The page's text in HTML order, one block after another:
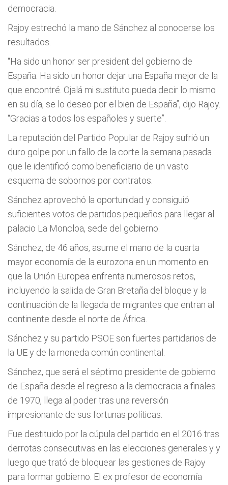
democracia.
Rajoy estrechó la mano de Sánchez al conocerse los
resultados.
“Ha sido un honor ser president del gobierno de
España. Ha sido un honor dejar una España mejor de la
que encontré. Ojalá mi sustituto pueda decir lo mismo
en su día, se lo deseo por el bien de España”, dijo Rajoy.
“Gracias a todos los españoles y suerte”.
La reputación del Partido Popular de Rajoy sufrió un
duro golpe por un fallo de la corte la semana pasada
que le identificó como beneficiario de un vasto
esquema de sobornos por contratos.
Sánchez aprovechó la oportunidad y consiguió
suficientes votos de partidos pequeños para llegar al
palacio La Moncloa, sede del gobierno.
Sánchez, de 46 años, asume el mano de la cuarta
mayor economía de la eurozona en un momento en
que la Unión Europea enfrenta numerosos retos,
incluyendo la salida de Gran Bretaña del bloque y la
continuación de la llegada de migrantes que entran al
continente desde el norte de África.
Sánchez y su partido PSOE son fuertes partidarios de
la UE y de la moneda común continental.
Sánchez, que será el séptimo presidente de gobierno
de España desde el regreso a la democracia a finales
de 1970, llega al poder tras una reversión
impresionante de sus fortunas políticas.
Fue destituido por la cúpula del partido en el 2016 tras
derrotas consecutivas en las elecciones generales y y
luego que trató de bloquear las gestiones de Rajoy
para formar gobierno. El ex profesor de economía